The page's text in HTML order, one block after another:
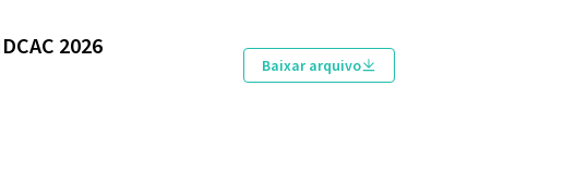
2026
Baixar arquivo